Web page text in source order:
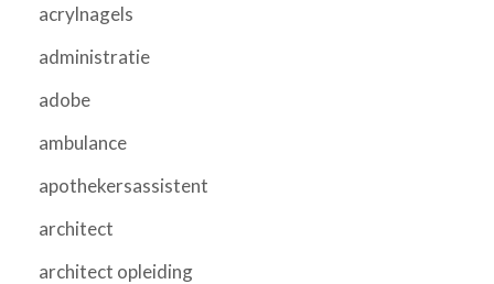
acrylnagels
administratie
adobe
ambulance
apothekersassistent
architect
architect opleiding